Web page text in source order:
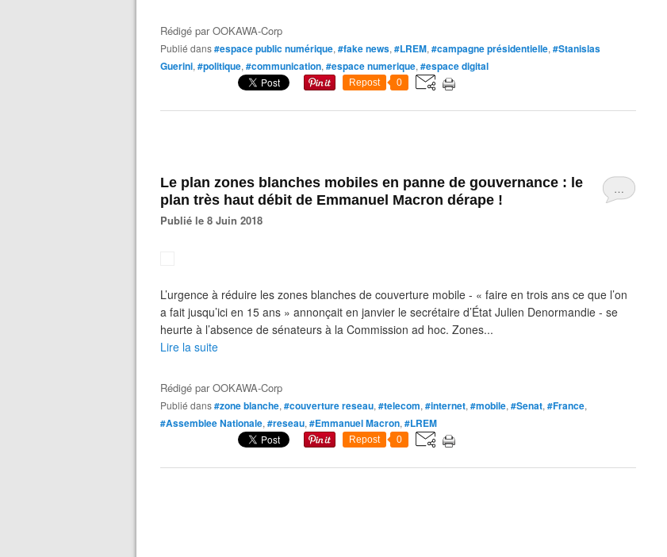
Rédigé parOOKAWA-Corp
Publié dans#espace public numérique, #fake news, #LREM, #campagne présidentielle, #Stanislas
Guerini, #politique, #communication, #espace numerique, #espace digital
Repost 0
…
Le plan zones blanches mobiles en panne de gouvernance : le
plan très haut débit de Emmanuel Macron dérape !
Publié le 8 Juin 2018
L’urgence à réduire les zones blanches de couverture mobile - « faire en trois ans ce que l’on
a fait jusqu’ici en 15 ans » annonçait en janvier le secrétaire d’État Julien Denormandie - se
heurte à l’absence de sénateurs à la Commission ad hoc. Zones...
Lire la suite
Rédigé parOOKAWA-Corp
Publié dans#zone blanche, #couverture reseau, #telecom, #internet, #mobile, #Senat, #France,
#Assemblee Nationale, #reseau, #Emmanuel Macron, #LREM
Repost 0